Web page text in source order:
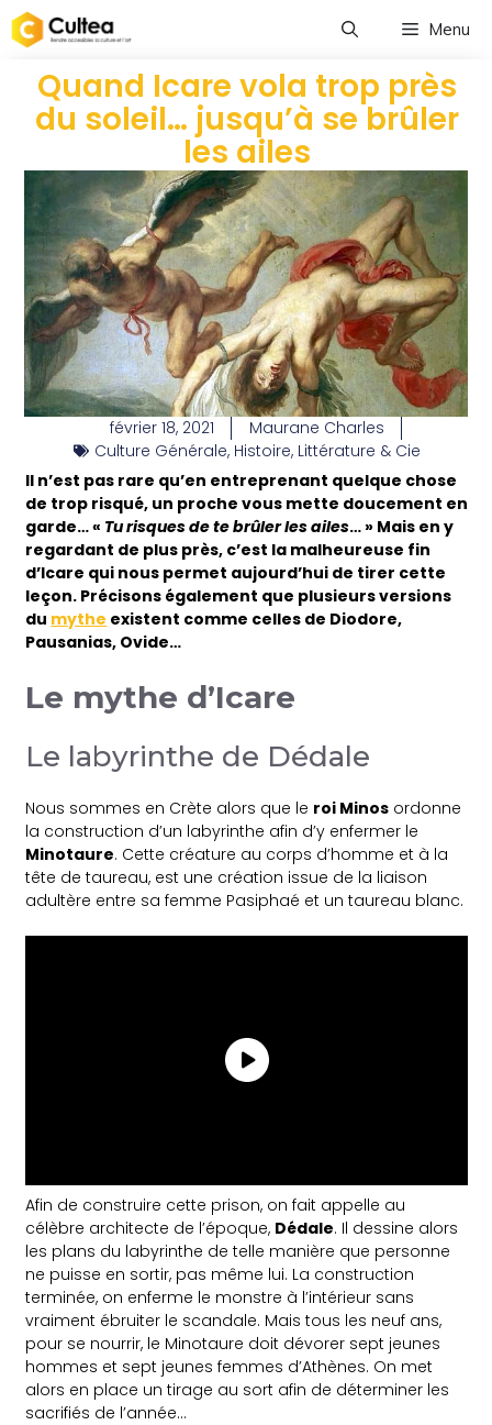
Menu
Quand Icare vola trop près
du soleil… jusqu’à se brûler
les ailes
février 18, 2021
Maurane Charles
Culture Générale, Histoire, Littérature & Cie
Il n’est pas rare qu’en entreprenant quelque chose
de trop risqué, un proche vous mette doucement en
garde… « Tu risques de te brûler les ailes… » Mais en y
regardant de plus près, c’est la malheureuse fin
d’Icare qui nous permet aujourd’hui de tirer cette
leçon. Précisons également que plusieurs versions
du mythe existent comme celles de Diodore,
Pausanias, Ovide…
Le mythe d’Icare
Le labyrinthe de Dédale
Nous sommes en Crète alors que le roi Minos ordonne
la construction d’un labyrinthe afin d’y enfermer le
Minotaure. Cette créature au corps d’homme et à la
tête de taureau, est une création issue de la liaison
adultère entre sa femme Pasiphaé et un taureau blanc.
Afin de construire cette prison, on fait appelle au
célèbre architecte de l’époque, Dédale. Il dessine alors
les plans du labyrinthe de telle manière que personne
ne puisse en sortir, pas même lui. La construction
terminée, on enferme le monstre à l’intérieur sans
vraiment ébruiter le scandale. Mais tous les neuf ans,
pour se nourrir, le Minotaure doit dévorer sept jeunes
hommes et sept jeunes femmes d’Athènes. On met
alors en place un tirage au sort afin de déterminer les
sacrifiés de l’année…